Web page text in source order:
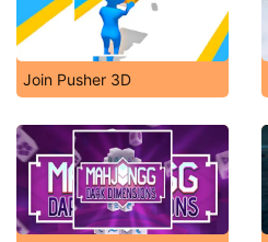
Join Pusher 3D